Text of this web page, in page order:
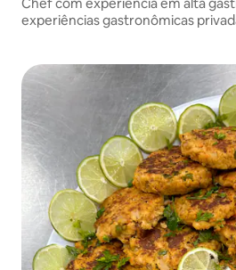
experiências gastronômicas
mas do meu hóspede!